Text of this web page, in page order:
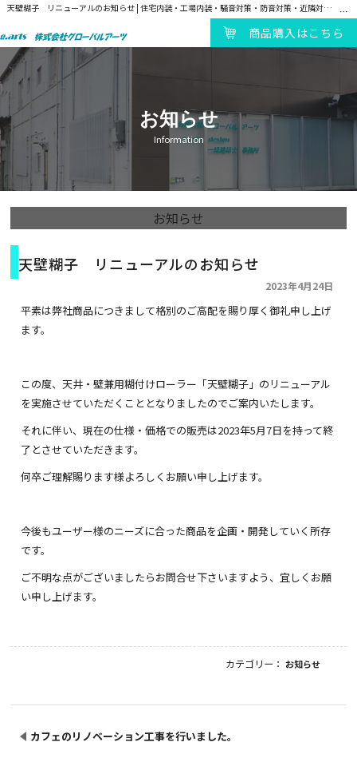
天壁糊子 リニューアルのお知らせ | 住宅内装・工場内装・騒音対策・防音対策・近隣対策・吸音対策・遮音対策・静音ブース製造販売｜株式会社グローバルアーツ
商品購入はこちら
お知らせ
Information
お知らせ
天壁糊子 リニューアルのお知らせ
2023年4月24日
平素は弊社商品につきまして格別のご高配を賜り厚く御礼申し上げ
ます。
この度、天井・壁兼用糊付けローラー「天壁糊子」のリニューアル
を実施させていただくこととなりましたのでご案内いたします。
それに伴い、現在の仕様・価格での販売は2023年5月7日を持って終
了とさせていただきます。
何卒ご理解賜ります様よろしくお願い申し上げます。
今後もユーザー様のニーズに合った商品を企画・開発していく所存
です。
ご不明な点がございましたらお問合せ下さいますよう、宜しくお願
い申し上げます。
カテゴリー： お知らせ
カフェのリノベーション工事を行いました。